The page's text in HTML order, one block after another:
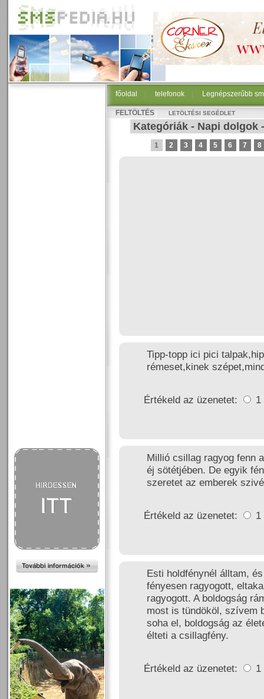
főoldal telefonok Legnépszerűbb
FELTÖLTÉS LETÖLTÉSI SEGÉDLET
Kategóriák - Napi dolgok
1 2 3 4 5 6 7 8
Tipp-topp ici pici
rémeset,kinek
Értékeld az üzenetet: 1
Millió csillag ragyog fenn
éj sötétjében. De egyik
szeretet az emberek
Értékeld az üzenetet: 1
Esti holdfénynél álltam,
fényesen ragyogott,
ragyogott. A boldogság
most is tündököl, szívem
soha el, boldogság az
élteti a csillagfény.
Értékeld az üzenetet: 1